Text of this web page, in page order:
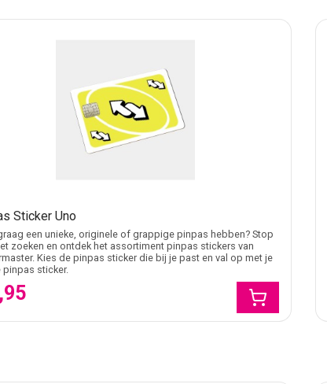
Sticker Uno
een unieke, originele of grappige pinpas hebben? Stop
zoeken en ontdek het assortiment pinpas stickers van
Kies de pinpas sticker die bij je past en val op met je
pinpas sticker.